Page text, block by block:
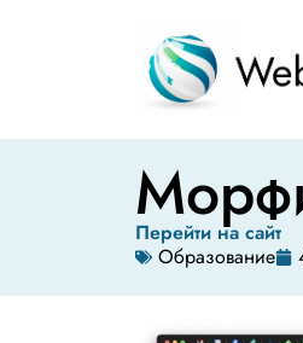
Перейти на сайт
Образование